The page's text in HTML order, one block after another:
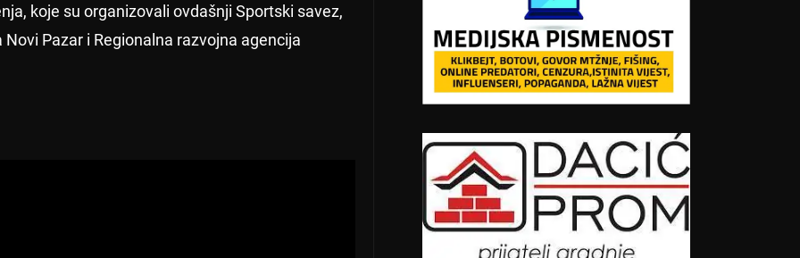
koje su organizovali ovdašnji Sportski savez,
Pazar i Regionalna razvojna agencija